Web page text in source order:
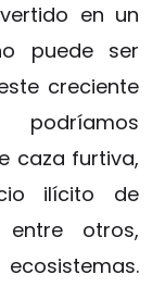
en un
puede ser
creciente
podríamos
caza furtiva,
ilícito de
otros,